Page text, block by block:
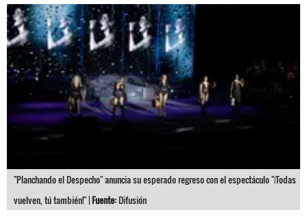
"Planchando el Despecho" anuncia su esperado regreso con el espectáculo "¡Todas
vuelven, tú también!" |Fuente:Difusión